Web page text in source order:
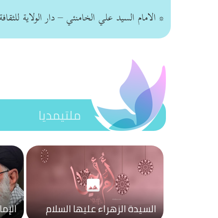
* الامام السيد علي الخامنئي – دار الولاية
ملتيمديا
photo
السيدة الزهراء عليها السلام